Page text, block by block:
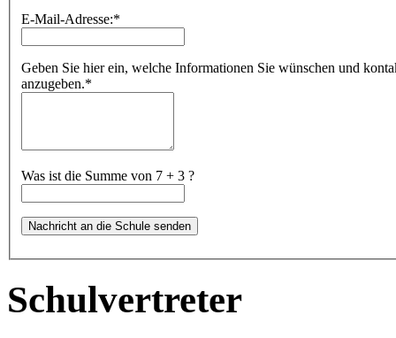
E-Mail-Adresse:*
Geben Sie hier ein, welche Informationen Sie wünschen und
anzugeben.*
Was ist die Summe von 7 + 3 ?
Schulvertreter